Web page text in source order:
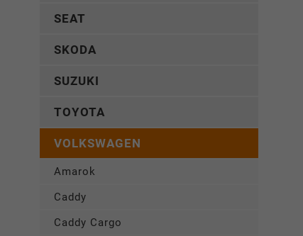
SEAT
SKODA
SUZUKI
TOYOTA
VOLKSWAGEN
Amarok
Caddy
Caddy Cargo